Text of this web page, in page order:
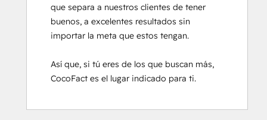
que separa a nuestros clientes de tener
buenos, a excelentes resultados sin
importar la meta que estos tengan.
Así que, si tú eres de los que buscan más,
CocoFact es el lugar indicado para ti.